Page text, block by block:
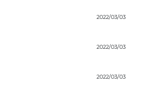
2022/03/03
2022/03/03
2022/03/03